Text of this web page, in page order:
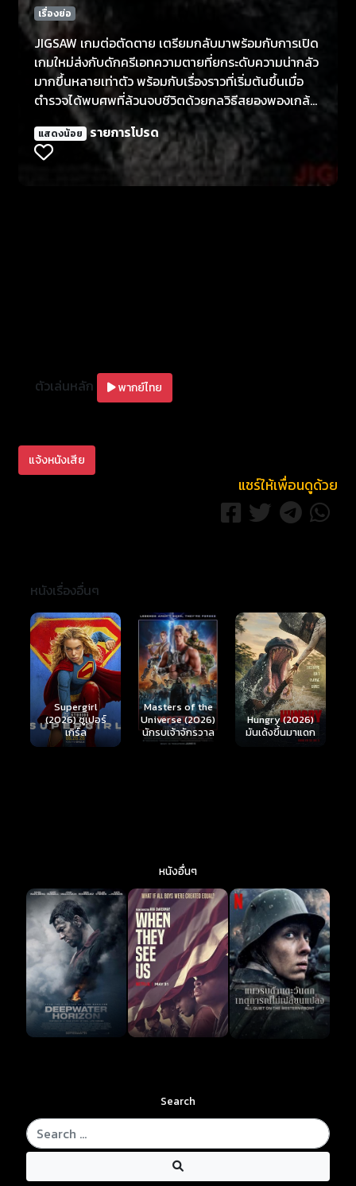
เรื่องย่อ
JIGSAW เกมต่อตัดตาย เตรียมกลับมาพร้อมกับการเปิด
เกมใหม่ส่งกับดักครีเอทความตายที่ยกระดับความน่ากลัว
มากขึ้นหลายเท่าตัว พร้อมกับเรื่องราวที่เริ่มต้นขึ้นเมื่อ
ตำรวจได้พบศพที่ล้วนจบชีวิตด้วยกลวิธีสยองพองเกล้า
ซึ่งทุกหลักฐานของการสืบสวนล้วนชี้ตัวไปที่ “จอห์น เคร
เมอร์” หรือ “จิ๊กซอว์” ที่ตายไปแล้วหลายปี เงื่อนงำนี้จึงนำ
ไปสู่การไขคำตอบและไล่ล่าตัวว่าใครกันที่มารับช่วงต่อ
ของความโหดนี้ ก่อนที่จะมีผู้ตกเป็นเหยื่อการทรมานสุด
แสดงน้อย รายการโปรด
ตัวเล่นหลัก พากย์ไทย
แจ้งหนังเสีย
แชร์ให้เพื่อนดูด้วย
หนังเรื่องอื่นๆ
Masters of the
Universe (2026)
นักรบเจ้าจักรวาล
Hungry (2026)
มันเด้งขึ้นมาแดก
Ready or Not 2:
Here I Come
(2026) เกมพร้อม
ตาย 2
หนังอื่นๆ
Search